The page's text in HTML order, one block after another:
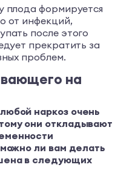
плода формируется
от инфекций,
после этого
прекратить за
проблем.
на
наркоз очень
они откладывают
ли вам делать
в следующих